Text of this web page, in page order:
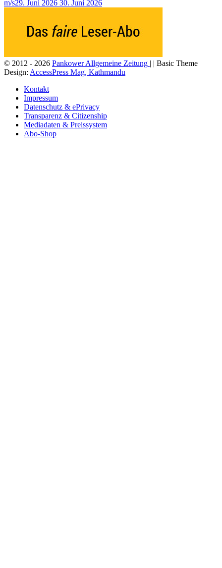
m/s29. Juni 2026 30. Juni 2026
© 2012 - 2026 Pankower Allgemeine Zeitung | | Basic Theme
Design: AccessPress Mag, Kathmandu
Kontakt
Impressum
Datenschutz & ePrivacy
Transparenz & Citizenship
Mediadaten & Preissystem
Abo-Shop